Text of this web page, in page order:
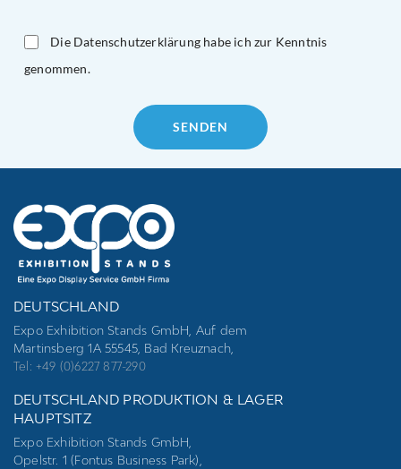
Die Datenschutzerklärung habe ich zur Kenntnis
genommen.
empty.
DEUTSCHLAND
Expo Exhibition Stands GmbH, Auf dem
Martinsberg 1A 55545, Bad Kreuznach,
Tel: +49 (0)6227 877-290
DEUTSCHLAND PRODUKTION & LAGER
HAUPTSITZ
Expo Exhibition Stands GmbH,
Opelstr. 1 (Fontus Business Park),